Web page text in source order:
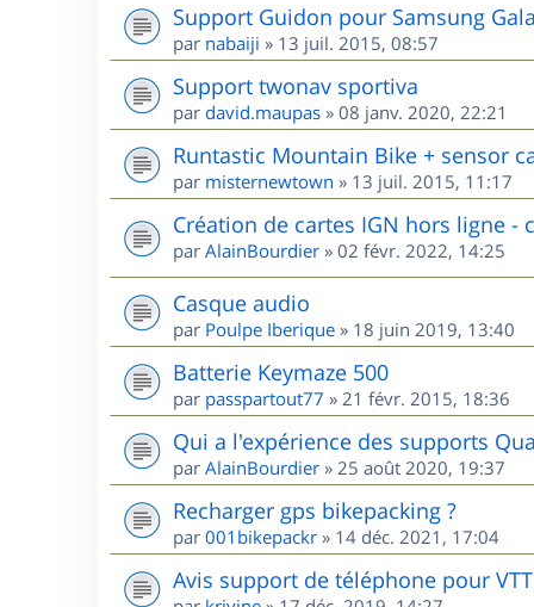
Support Guidon pour Samsung
par nabaiji » 13 juil. 2015, 08:57
Support twonav sportiva
par david.maupas » 08 janv. 2020, 22:21
Runtastic Mountain Bike + sensor
par misternewtown » 13 juil. 2015, 11:17
Création de cartes IGN hors ligne -
par AlainBourdier » 02 févr. 2022, 14:25
Casque audio
par Poulpe Iberique » 18 juin 2019, 13:40
Batterie Keymaze 500
par passpartout77 » 21 févr. 2015, 18:36
Qui a l'expérience des supports
par AlainBourdier » 25 août 2020, 19:37
Recharger gps bikepacking ?
par 001bikepackr » 14 déc. 2021, 17:04
Avis support de téléphone pour VTT